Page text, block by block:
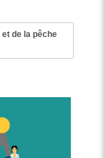
de la pêche